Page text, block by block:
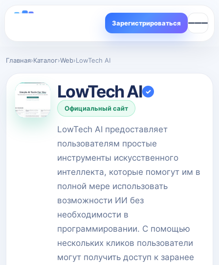
Зарегистрироваться
Главная›Каталог›Web›LowTech AI
LowTech AI ✓
Официальный сайт
LowTech AI предоставляет
пользователям простые
инструменты искусственного
интеллекта, которые помогут им в
полной мере использовать
возможности ИИ без
необходимости в
программировании. С помощью
нескольких кликов пользователи
могут получить доступ к заранее